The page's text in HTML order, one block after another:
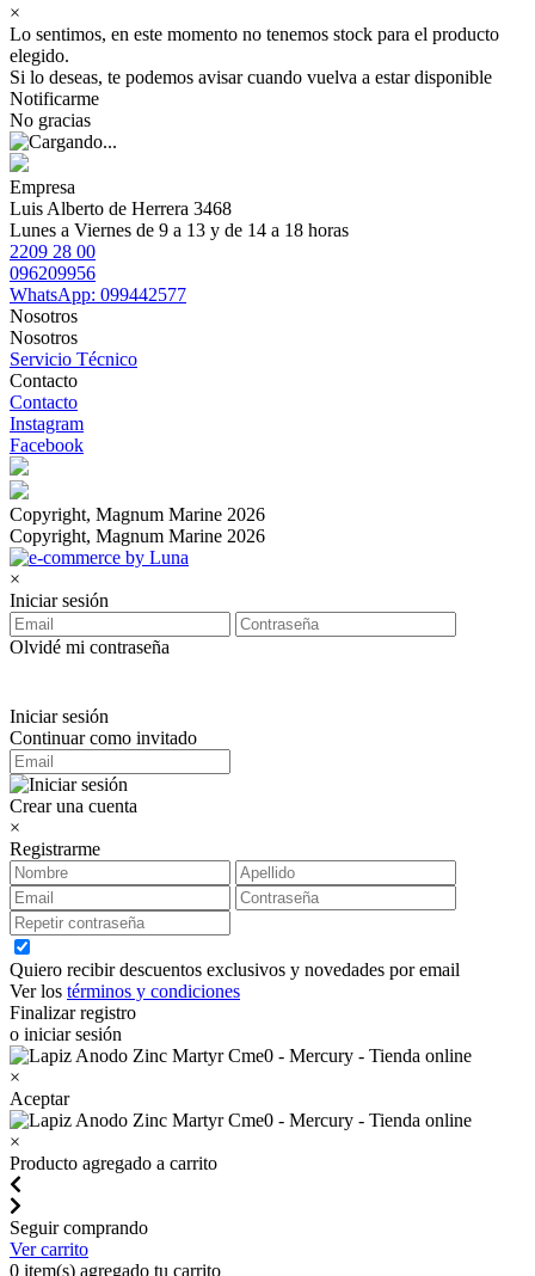
×
Lo sentimos, en este momento no tenemos stock para el producto
elegido.
Si lo deseas, te podemos avisar cuando vuelva a estar disponible
Notificarme
No gracias
Empresa
Luis Alberto de Herrera 3468
Lunes a Viernes de 9 a 13 y de 14 a 18 horas
2209 28 00
096209956
WhatsApp: 099442577
Nosotros
Nosotros
Servicio Técnico
Contacto
Contacto
Instagram
Facebook
Copyright, Magnum Marine 2026
Copyright, Magnum Marine 2026
×
Iniciar sesión
Olvidé mi contraseña
Iniciar sesión
Continuar como invitado
Crear una cuenta
×
Registrarme
Quiero recibir descuentos exclusivos y novedades por email
Ver los términos y condiciones
Finalizar registro
o iniciar sesión
×
Aceptar
×
Producto agregado a carrito
Seguir comprando
Ver carrito
0 item(s) agregado tu carrito